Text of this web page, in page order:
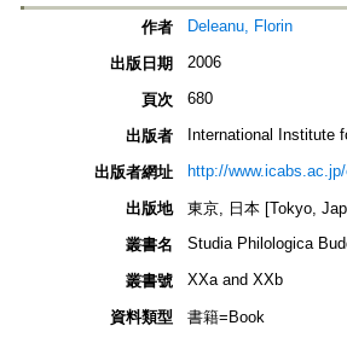
作者 Deleanu, Florin
出版日期 2006
頁次 680
出版者 International Institute
出版者網址 http://
出版地
東京, 日本 [Tokyo,
叢書名
Studia Philologica
叢書號 XXa and XXb
資料類型
書籍=Book